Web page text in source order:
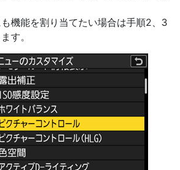
機能を割り当てたい場合は手順2、3
す。